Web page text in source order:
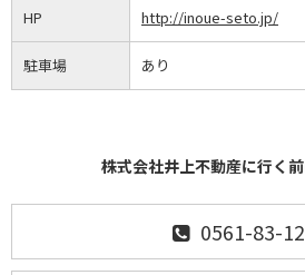
HP http://inoue-seto.jp/
駐車場 あり
株式会社井上不動産に行く
0561-83-